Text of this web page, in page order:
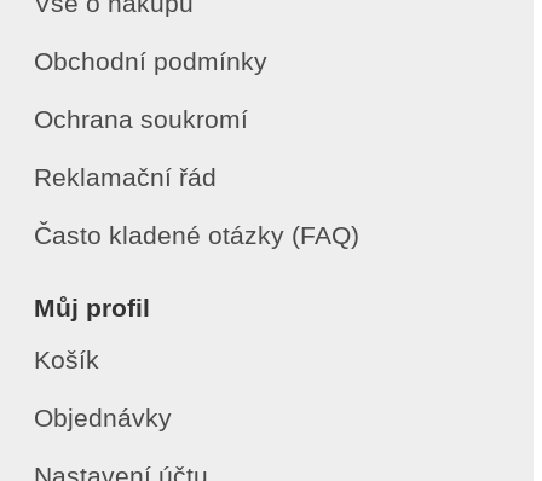
Obchodní podmínky
Ochrana soukromí
Reklamační řád
Často kladené otázky (FAQ)
Můj profil
Košík
Objednávky